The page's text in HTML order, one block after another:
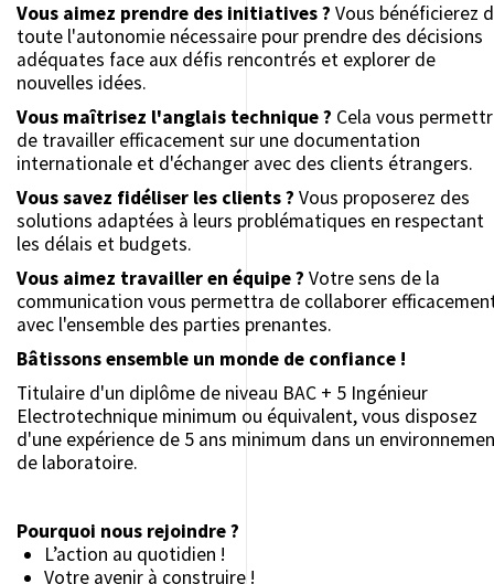
Vous aimez prendre des initiatives ? Vous bénéficierez
toute l'autonomie nécessaire pour prendre des décisions
adéquates face aux défis rencontrés et explorer de
nouvelles idées.
Vous maîtrisez l'anglais technique ? Cela vous
de travailler efficacement sur une documentation
internationale et d'échanger avec des clients étrangers.
Vous savez fidéliser les clients ? Vous proposerez des
solutions adaptées à leurs problématiques en respectant
les délais et budgets.
Vous aimez travailler en équipe ? Votre sens de la
communication vous permettra de collaborer
avec l'ensemble des parties prenantes.
Bâtissons ensemble un monde de confiance !
Titulaire d'un diplôme de niveau BAC + 5 Ingénieur
Electrotechnique minimum ou équivalent, vous disposez
d'une expérience de 5 ans minimum dans un
de laboratoire.
Pourquoi nous rejoindre ?
L’action au quotidien !
Votre avenir à construire !